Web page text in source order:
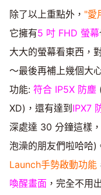
除了以上重點外， "愛
它擁有5 吋 FHD 螢幕
大大的螢幕看東西，
～最後再補上幾個大
功能: 符合 IP5X 防塵
XD)，還有達到IPX7
深處達 30 分鐘這樣
泡澡的朋友們啦哈哈)
Launch手勢啟動功能
喚醒畫面 ，完全不用